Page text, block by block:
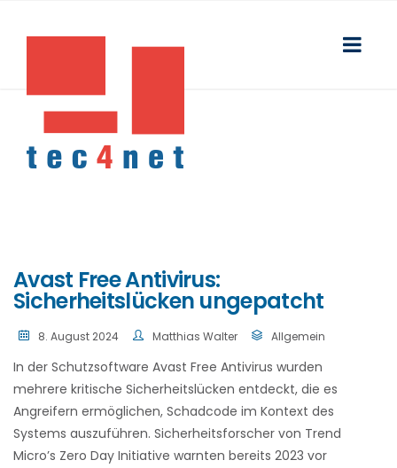
Avast Free Antivirus:
Sicherheitslücken ungepatcht
8. August 2024 Matthias Walter Allgemein
In der Schutzsoftware Avast Free Antivirus wurden
mehrere kritische Sicherheitslücken entdeckt, die es
Angreifern ermöglichen, Schadcode im Kontext des
Systems auszuführen. Sicherheitsforscher von Trend
Micro’s Zero Day Initiative warnten bereits 2023 vor